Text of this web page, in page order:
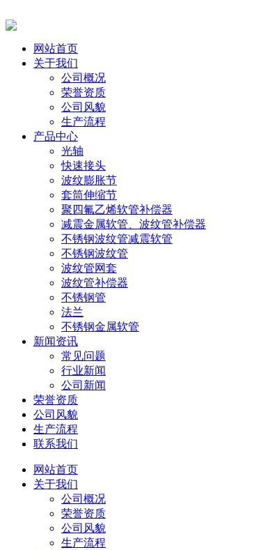
网站首页
关于我们
公司概况
荣誉资质
公司风貌
生产流程
产品中心
光轴
快速接头
波纹膨胀节
套筒伸缩节
聚四氟乙烯软管补偿器
减震金属软管、波纹管补偿器
不锈钢波纹管减震软管
不锈钢波纹管
波纹管网套
波纹管补偿器
不锈钢管
法兰
不锈钢金属软管
新闻资讯
常见问题
行业新闻
公司新闻
荣誉资质
公司风貌
生产流程
联系我们
网站首页
关于我们
公司概况
荣誉资质
公司风貌
生产流程